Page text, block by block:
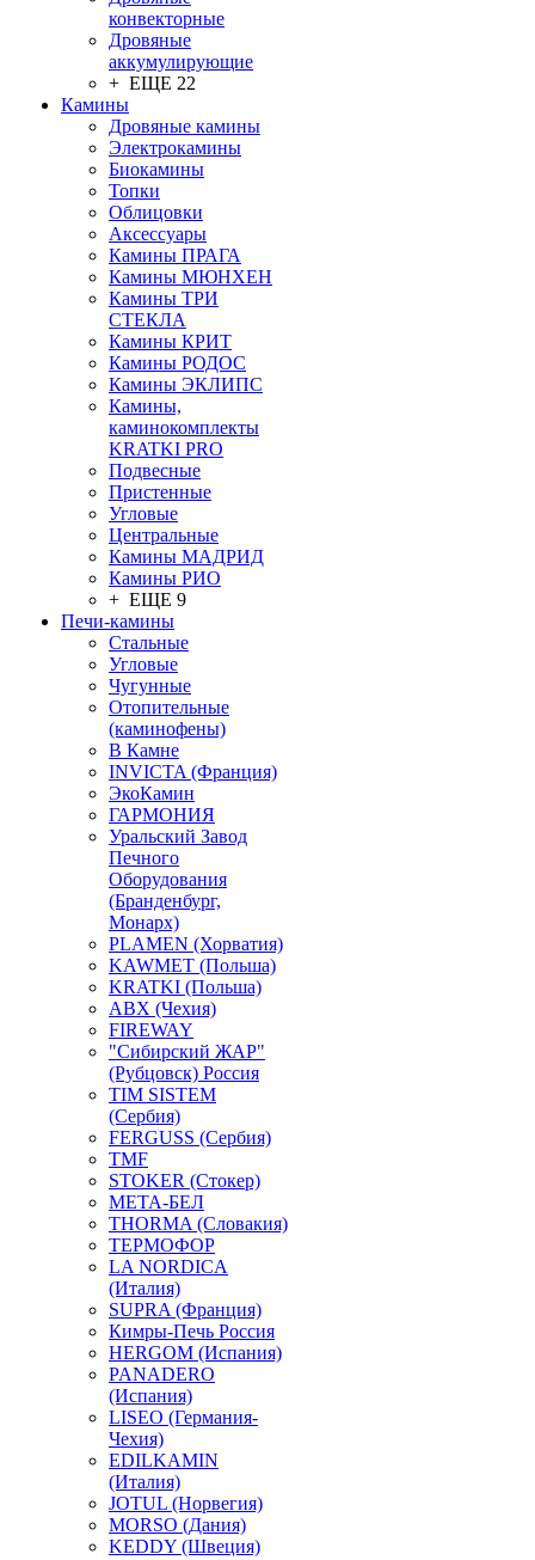
конвекторные
Дровяные
аккумулирующие
+ ЕЩЕ 22
Камины
Дровяные камины
Электрокамины
Биокамины
Топки
Облицовки
Аксессуары
Камины ПРАГА
Камины МЮНХЕН
Камины ТРИ
СТЕКЛА
Камины КРИТ
Камины РОДОС
Камины ЭКЛИПС
Камины,
каминокомплекты
KRATKI PRO
Подвесные
Пристенные
Угловые
Центральные
Камины МАДРИД
Камины РИО
+ ЕЩЕ 9
Печи-камины
Стальные
Угловые
Чугунные
Отопительные
(каминофены)
В Камне
INVICTA (Франция)
ЭкоКамин
ГАРМОНИЯ
Уральский Завод
Печного
Оборудования
(Бранденбург,
Монарх)
PLAMEN (Хорватия)
KAWMET (Польша)
KRATKI (Польша)
ABX (Чехия)
FIREWAY
"Сибирский ЖАР"
(Рубцовск) Россия
TIM SISTEM
(Сербия)
FERGUSS (Сербия)
TMF
STOKER (Стокер)
МЕТА-БЕЛ
THORMA (Словакия)
ТЕРМОФОР
LA NORDICA
(Италия)
SUPRA (Франция)
Кимры-Печь Россия
HERGOM (Испания)
PANADERO
(Испания)
LISEO (Германия-
Чехия)
EDILKAMIN
(Италия)
JOTUL (Норвегия)
MORSO (Дания)
KEDDY (Швеция)